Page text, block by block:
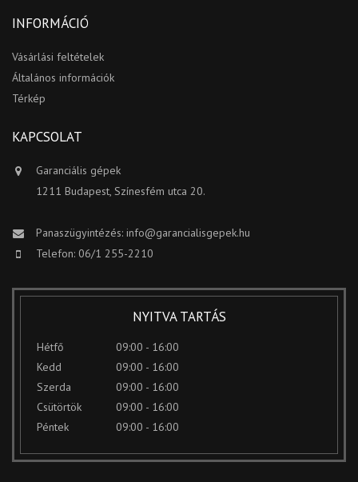
INFORMÁCIÓ
Vásárlási feltételek
Általános információk
Térkép
KAPCSOLAT
Garanciális gépek
1211 Budapest, Színesfém utca 20.
Panaszügyintézés: info@garancialisgepek.hu
Telefon: 06/1 255-2210
NYITVA TARTÁS
Hétfő
09:00 - 16:00
Kedd
09:00 - 16:00
Szerda
09:00 - 16:00
Csütörtök
09:00 - 16:00
Péntek
09:00 - 16:00